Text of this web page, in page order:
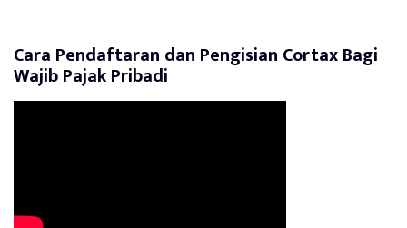
Cara Pendaftaran dan Pengisian Cortax Bagi
Wajib Pajak Pribadi